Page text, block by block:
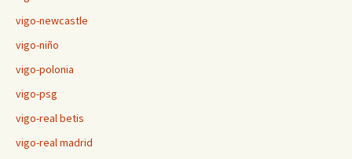
vigo-newcastle
vigo-niño
vigo-polonia
vigo-psg
vigo-real betis
vigo-real madrid